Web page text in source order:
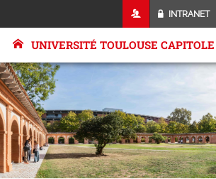
INTRANET
UNIVERSITÉ TOULOUSE CAPITOLE